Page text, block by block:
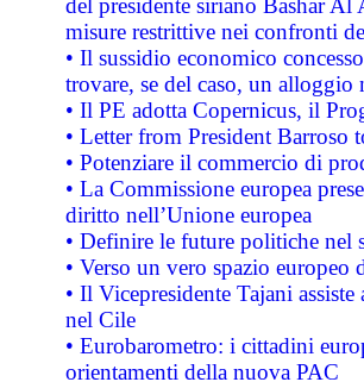
del presidente siriano Bashar Al
misure restrittive nei confronti
• Il sussidio economico
trovare, se del caso, un
• Il PE adotta Copernicus, il
• Letter from President Barroso
• Potenziare il commercio di
• La Commissione europea
diritto nell’Unione europea
• Definire le future politiche nel
• Verso un vero spazio
• Il Vicepresidente Tajani
nel Cile
• Eurobarometro: i cittadini
orientamenti della nuova PAC